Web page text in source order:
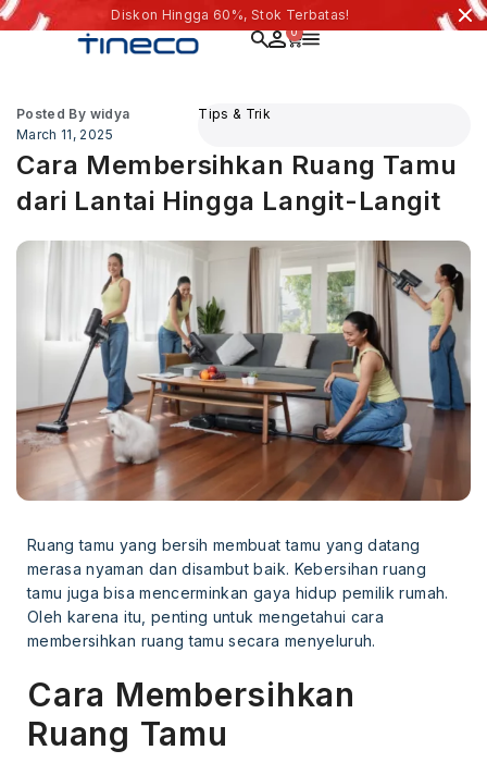
Diskon Hingga 60%, Stok Terbatas!
0
Posted By widya
March 11, 2025
Tips & Trik
Cara Membersihkan Ruang Tamu
dari Lantai Hingga Langit-Langit
Ruang tamu yang bersih membuat tamu yang datang
merasa nyaman dan disambut baik. Kebersihan ruang
tamu juga bisa mencerminkan gaya hidup pemilik rumah.
Oleh karena itu, penting untuk mengetahui cara
membersihkan ruang tamu secara menyeluruh.
Cara Membersihkan
Ruang Tamu